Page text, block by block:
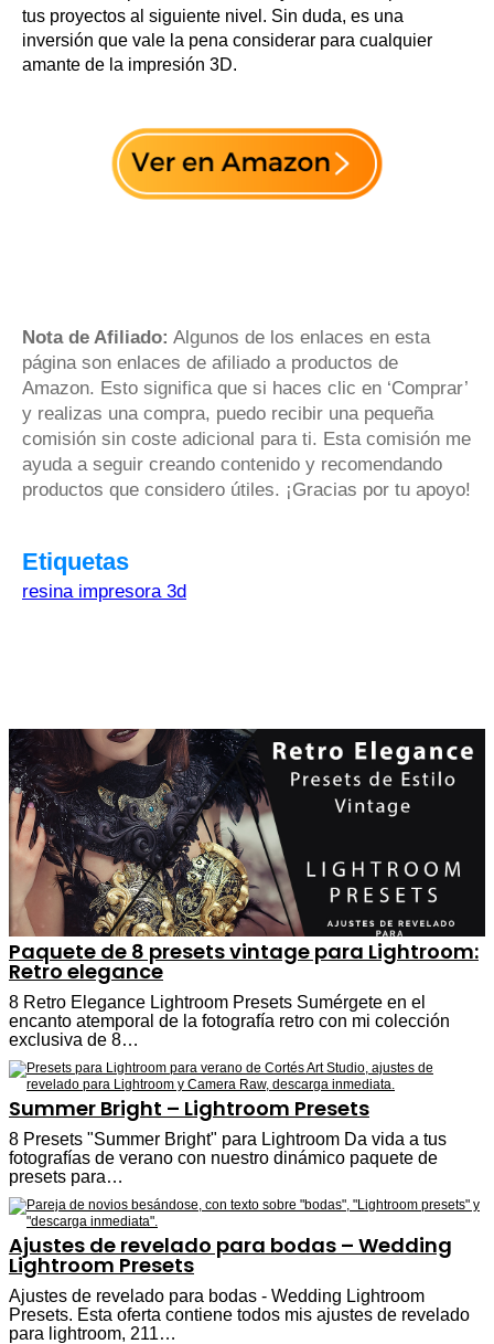
tus proyectos al siguiente nivel. Sin duda, es una
inversión que vale la pena considerar para cualquier
amante de la impresión 3D.
Nota de Afiliado: Algunos de los enlaces en esta
página son enlaces de afiliado a productos de
Amazon. Esto significa que si haces clic en ‘Comprar’
y realizas una compra, puedo recibir una pequeña
comisión sin coste adicional para ti. Esta comisión me
ayuda a seguir creando contenido y recomendando
productos que considero útiles. ¡Gracias por tu apoyo!
Etiquetas
resina impresora 3d
Paquete de 8 presets vintage para Lightroom:
Retro elegance
8 Retro Elegance Lightroom Presets Sumérgete en el
encanto atemporal de la fotografía retro con mi colección
exclusiva de 8…
Summer Bright – Lightroom Presets
8 Presets "Summer Bright" para Lightroom Da vida a tus
fotografías de verano con nuestro dinámico paquete de
presets para…
Ajustes de revelado para bodas – Wedding
Lightroom Presets
Ajustes de revelado para bodas - Wedding Lightroom
Presets. Esta oferta contiene todos mis ajustes de revelado
para lightroom, 211…